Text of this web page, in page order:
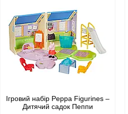
Ігровий набір Peppa Figurines –
Дитячий садок Пеппи